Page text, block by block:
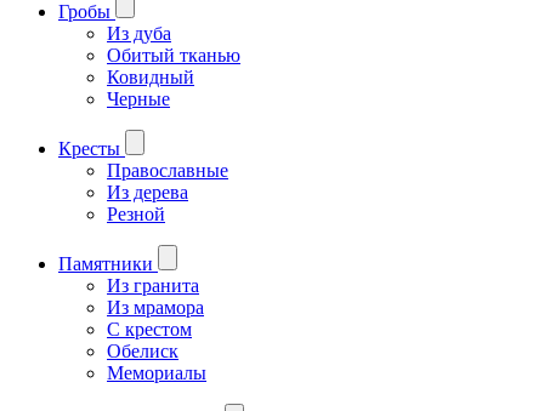
Гробы
Из дуба
Обитый тканью
Ковидный
Черные
Кресты
Православные
Из дерева
Резной
Памятники
Из гранита
Из мрамора
С крестом
Обелиск
Мемориалы